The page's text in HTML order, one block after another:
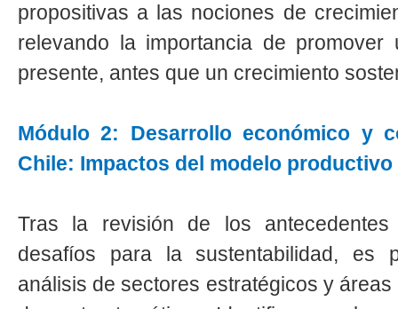
propositivas a las nociones de
relevando la importancia de
presente, antes que un crecimiento
Módulo 2: Desarrollo económico y
Chile: Impactos del modelo
Tras la revisión de los antecedentes
desafíos para la sustentabilidad, es
análisis de sectores estratégicos y